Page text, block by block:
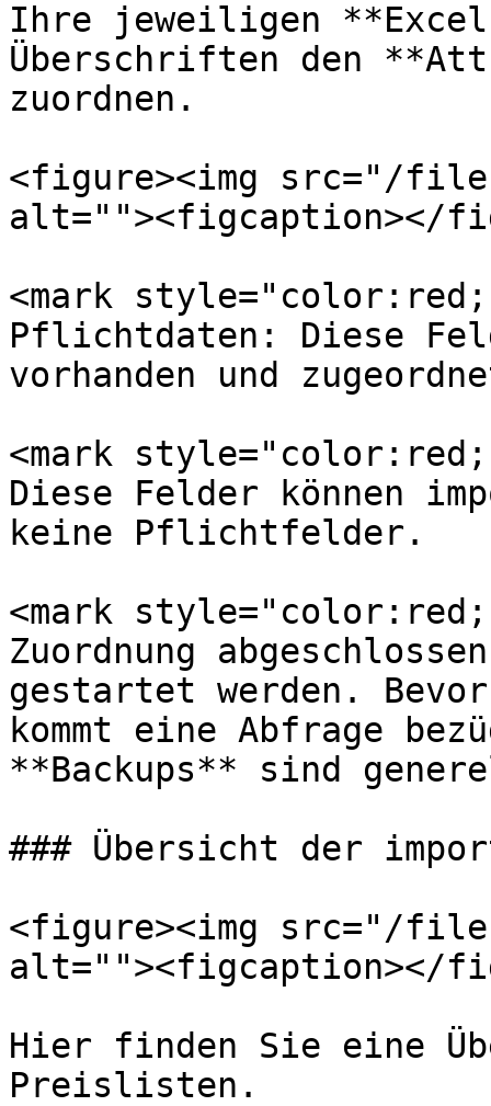
Ihre jeweiligen
Überschriften den
zuordnen.
<figure><img src="/files/
alt=""><figcaption></
<mark
Pflichtdaten: Diese
vorhanden und
<mark
Diese Felder können
keine Pflichtfelder.
<mark
Zuordnung
gestartet werden.
kommt eine Abfrage
**Backups** sind
### Übersicht der
<figure><img src="/files/
alt=""><figcaption></
Hier finden Sie eine
Preislisten.